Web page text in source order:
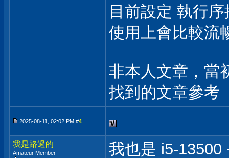
目前設定 執行
使用上會比較流
非本人文章，當
找到的文章參考
2025-08-11, 02:02 PM #4
我是路過的
Amateur Member
我也是 i5-13500